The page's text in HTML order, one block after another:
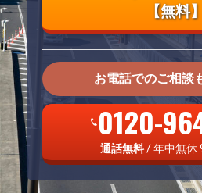
【無料】
お電話でのご相談
0120-
通話無料/ 年中無休